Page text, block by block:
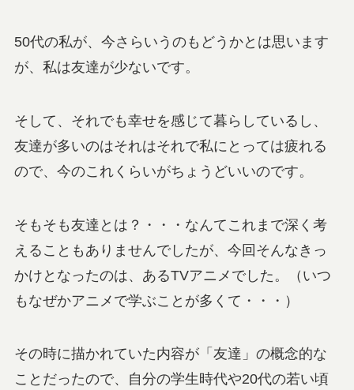
50代の私が、今さらいうのもどうかとは思います
が、私は友達が少ないです。
そして、それでも幸せを感じて暮らしているし、
友達が多いのはそれはそれで私にとっては疲れる
ので、今のこれくらいがちょうどいいのです。
そもそも友達とは？・・・なんてこれまで深く考
えることもありませんでしたが、今回そんなきっ
かけとなったのは、あるTVアニメでした。（いつ
もなぜかアニメで学ぶことが多くて・・・）
その時に描かれていた内容が「友達」の概念的な
ことだったので、自分の学生時代や20代の若い頃